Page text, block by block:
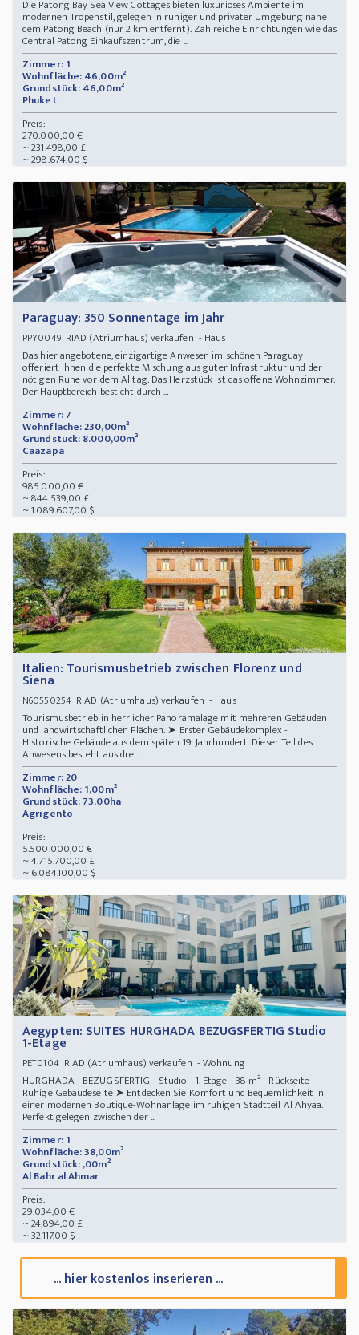
Die Patong Bay Sea View Cottages bieten luxuriöses Ambiente im
modernen Tropenstil, gelegen in ruhiger und privater Umgebung nahe
dem Patong Beach (nur 2 km entfernt). Zahlreiche Einrichtungen wie das
Central Patong Einkaufszentrum, die ...
Zimmer: 1
Wohnfläche: 46,00m²
Grundstück: 46,00m²
Phuket
Preis:
270.000,00 €
~ 231.498,00 £
~ 298.674,00 $
Paraguay: 350 Sonnentage im Jahr
PPY0049RIAD (Atriumhaus) verkaufen - Haus
Das hier angebotene, einzigartige Anwesen im schönen Paraguay
offeriert Ihnen die perfekte Mischung aus guter Infrastruktur und der
nötigen Ruhe vor dem Alltag. Das Herzstück ist das offene Wohnzimmer.
Der Hauptbereich besticht durch ...
Zimmer: 7
Wohnfläche: 230,00m²
Grundstück: 8.000,00m²
Caazapa
Preis:
985.000,00 €
~ 844.539,00 £
~ 1.089.607,00 $
Italien: Tourismusbetrieb zwischen Florenz und
Siena
N60550254RIAD (Atriumhaus) verkaufen - Haus
Tourismusbetrieb in herrlicher Panoramalage mit mehreren Gebäuden
und landwirtschaftlichen Flächen. ➤ Erster Gebäudekomplex -
Historische Gebäude aus dem späten 19. Jahrhundert. Dieser Teil des
Anwesens besteht aus drei ...
Zimmer: 20
Wohnfläche: 1,00m²
Grundstück: 73,00ha
Agrigento
Preis:
5.500.000,00 €
~ 4.715.700,00 £
~ 6.084.100,00 $
Aegypten: SUITES HURGHADA BEZUGSFERTIG Studio
1-Etage
PET0104RIAD (Atriumhaus) verkaufen - Wohnung
HURGHADA - BEZUGSFERTIG - Studio - 1. Etage - 38 m² - Rückseite -
Ruhige Gebäudeseite ➤ Entdecken Sie Komfort und Bequemlichkeit in
einer modernen Boutique-Wohnanlage im ruhigen Stadtteil Al Ahyaa.
Perfekt gelegen zwischen der ...
Zimmer: 1
Wohnfläche: 38,00m²
Grundstück: ,00m²
Al Bahr al Ahmar
Preis:
29.034,00 €
~ 24.894,00 £
~ 32.117,00 $
... hier kostenlos inserieren ...